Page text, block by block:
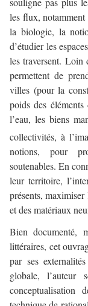
les flux, notamment
la biologie, la
d’étudier les
les traversent. Loin
permettent de
villes (pour la
poids des
l’eau, les biens
collectivités, à
notions, pour
soutenables. En
leur territoire,
présents,
et des matériaux
Bien documenté,
littéraires, cet
par ses
globale, l’auteur